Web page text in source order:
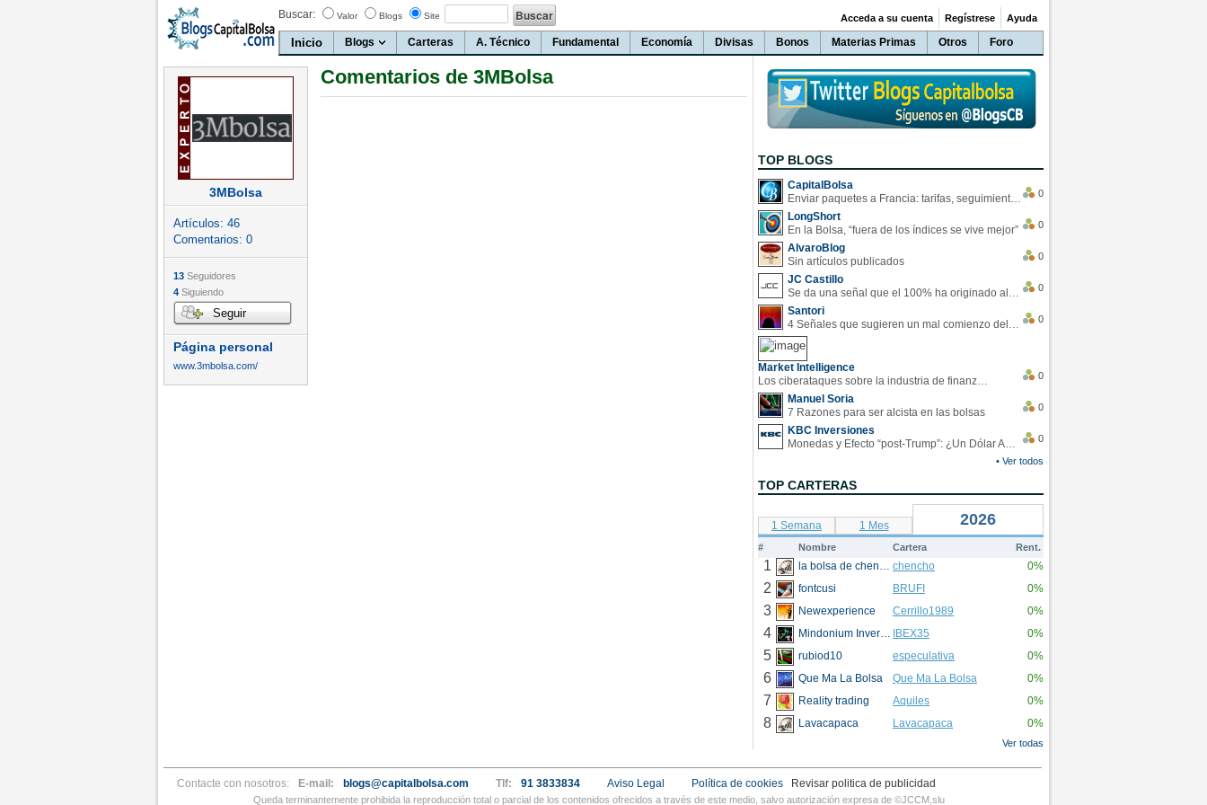
Buscar: Valor Blogs Site
Inicio Blogs Carteras A. Técnico Fundamental Economía Divisas Bonos Materias Primas Otros Foro
Acceda a su cuenta Regístrese Ayuda
3MBolsa
Artículos: 46
Comentarios: 0
13 Seguidores
4 Siguiendo
Seguir
Página personal
www.3mbolsa.com/
Comentarios de 3MBolsa
TOP BLOGS
CapitalBolsa
Enviar paquetes a Francia: tarifas, seguimiento y ventajas destacadas
0
LongShort
En la Bolsa, “fuera de los índices se vive mejor”
0
AlvaroBlog
Sin artículos publicados
0
JC Castillo
Se da una señal que el 100% ha originado alzas en las bolsas
0
Santori
4 Señales que sugieren un mal comienzo del 3T de la economía EEUU
0
Market Intelligence
Los ciberataques sobre la industria de finanzas se han duplicado este año
0
Manuel Soria
7 Razones para ser alcista en las bolsas
0
KBC Inversiones
Monedas y Efecto “post-Trump”: ¿Un Dólar Americano operando en rangos?
0
• Ver todos
TOP CARTERAS
1 Semana 1 Mes 2026
# Nombre Cartera Rent.
1 la bolsa de chencho chencho 0%
2 fontcusi BRUFI 0%
3 Newexperience Cerrillo1989 0%
4 Mindonium Inversions IBEX35 0%
5 rubiod10 especulativa 0%
6 Que Ma La Bolsa Que Ma La Bolsa 0%
7 Reality trading Aquiles 0%
8 Lavacapaca Lavacapaca 0%
Ver todas
Contacte con nosotros: E-mail: blogs@capitalbolsa.com Tlf: 91 3833834 Aviso Legal Revisar politica de publicidad
Política de cookies
Queda terminantemente prohibida la reproducción total o parcial de los contenidos ofrecidos a través de este medio, salvo autorización expresa de ©JCCM,slu